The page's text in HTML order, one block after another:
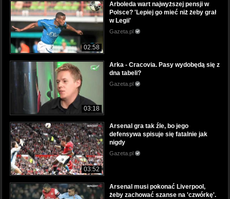
02:58
Arboleda wart najwyższej pensji w
Polsce? 'Lepiej go mieć niż żeby grał
w Legii'
Gazeta.pl
03:18
Arka - Cracovia. Pasy wydobędą się z
dna tabeli?
Gazeta.pl
03:52
Arsenal gra tak źle, bo jego
defensywa spisuje się fatalnie jak
nigdy
Gazeta.pl
Arsenal musi pokonać Liverpool,
żeby zachować szanse na 'czwórkę'.